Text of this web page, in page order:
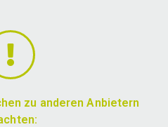
zu anderen Anbietern